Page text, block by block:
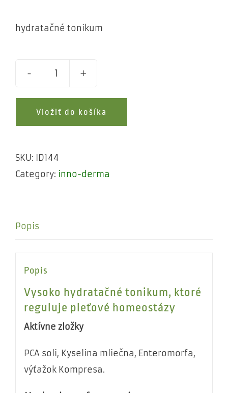
hydratačné tonikum
TONIC
quantity
Vložiť do košíka
SKU: ID144
Category: inno-derma
Popis
Popis
Vysoko hydratačné tonikum, ktoré
reguluje pleťové homeostázy
Aktívne zložky
PCA soli, Kyselina mliečna, Enteromorfa,
výťažok Kompresa.